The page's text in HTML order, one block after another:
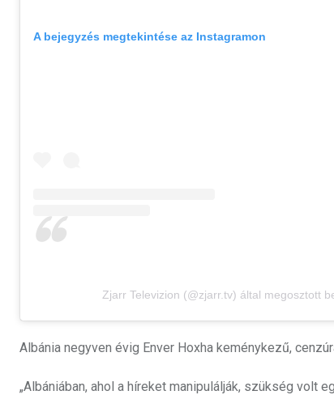
A bejegyzés megtekintése az Instagramon
Zjarr Televizion (@zjarr.tv) által megosztott
Albánia negyven évig Enver Hoxha keménykezű,
„Albániában, ahol a híreket manipulálják, szükség volt